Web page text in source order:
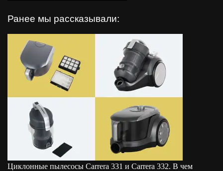
Ранее мы рассказывали:
Циклонные пылесосы Carrera 331 и Carrera 332. В чем